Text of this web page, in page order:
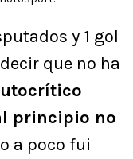
y 1 gol
que no ha
principio no
a poco fui